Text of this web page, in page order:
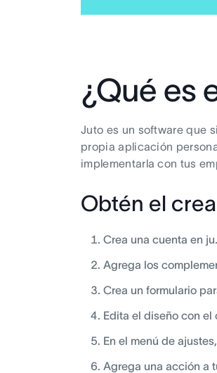
¿Qué es
Juto es un software que
propia aplicación
implementarla con tus
Obtén el
Crea una cuenta en
Agrega los
Crea un formulario
Edita el diseño con el
En el menú de
Agrega una acción a